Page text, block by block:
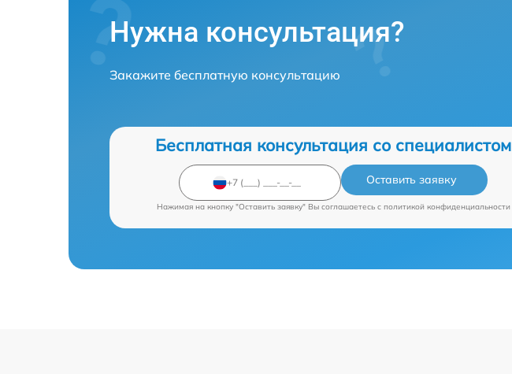
Нужна консультация?
Закажите бесплатную консультацию
Бесплатная консультация со специалистом
Оставить заявку
Нажимая на кнопку "Оставить заявку" Вы соглашаетесь c политикой конфиденциальности